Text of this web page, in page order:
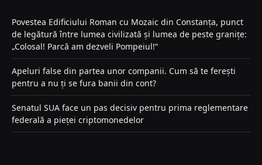
Povestea Edificiului Roman cu Mozaic din Constanța, punct
de legătură între lumea civilizată și lumea de peste granițe:
„Colosal! Parcă am dezveli Pompeiul!“
Apeluri false din partea unor companii. Cum să te ferești
pentru a nu ți se fura banii din cont?
Senatul SUA face un pas decisiv pentru prima reglementare
federală a pieței criptomonedelor